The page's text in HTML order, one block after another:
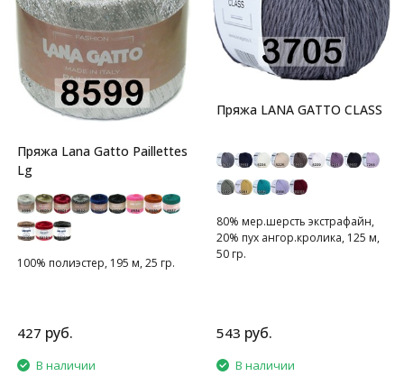
Пряжа Lana Gatto Paillettes
Lg
100% полиэстер, 195 м, 25 гр.
427 руб.
В наличии
Пряжа LANA GATTO CLASS
80% мер.шерсть экстрафайн,
20% пух ангор.кролика, 125 м,
50 гр.
543 руб.
В наличии